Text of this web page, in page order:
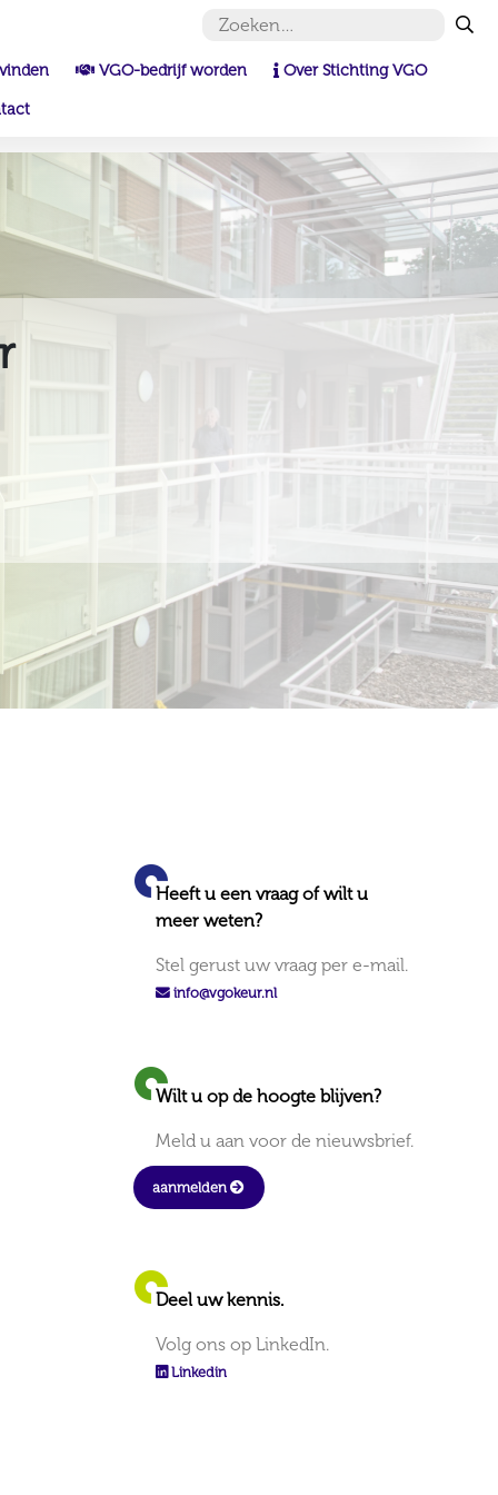
VGO-bedrijf worden
Over Stichting VGO
Heeft u een vraag of wilt u
meer weten?
Stel gerust uw vraag per e-mail.
info@vgokeur.nl
Wilt u op de hoogte blijven?
Meld u aan voor de nieuwsbrief.
aanmelden
Deel uw kennis.
Volg ons op LinkedIn.
Linkedin